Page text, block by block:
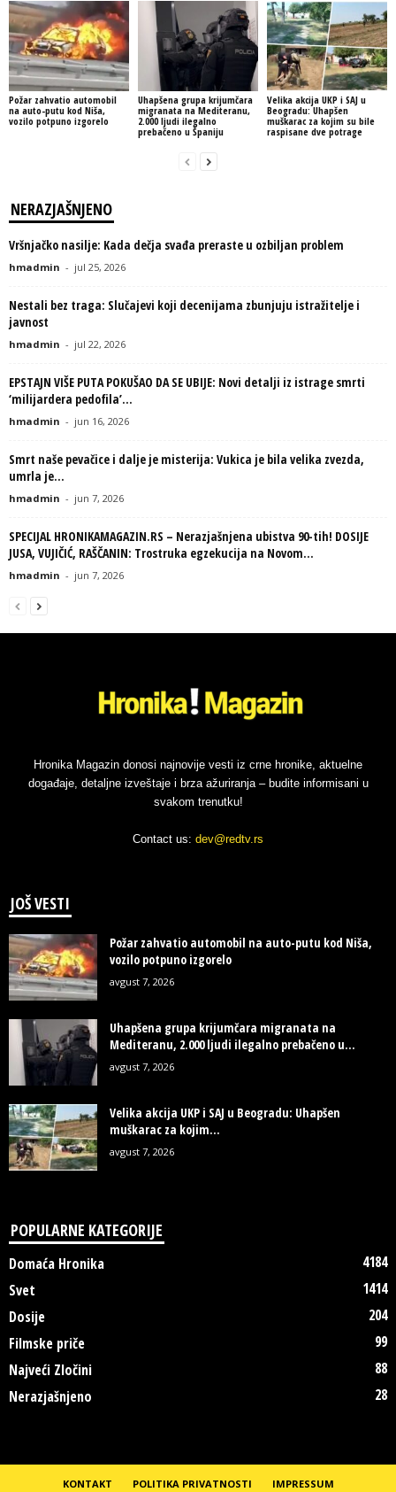
Požar zahvatio automobil
na auto-putu kod Niša,
vozilo potpuno izgorelo
Uhapšena grupa krijumčara
migranata na Mediteranu,
2.000 ljudi ilegalno
prebačeno u Španiju
Velika akcija UKP i SAJ u
Beogradu: Uhapšen
muškarac za kojim su bile
raspisane dve potrage
NERAZJAŠNJENO
Vršnjačko nasilje: Kada dečja svađa preraste u ozbiljan problem
hmadmin - jul 25, 2026
Nestali bez traga: Slučajevi koji decenijama zbunjuju istražitelje i
javnost
hmadmin - jul 22, 2026
EPSTAJN VIŠE PUTA POKUŠAO DA SE UBIJE: Novi detalji iz istrage smrti
‘milijardera pedofila’...
hmadmin - jun 16, 2026
Smrt naše pevačice i dalje je misterija: Vukica je bila velika zvezda,
umrla je...
hmadmin - jun 7, 2026
SPECIJAL HRONIKAMAGAZIN.RS – Nerazjašnjena ubistva 90-tih! DOSIJE
JUSA, VUJIČIĆ, RAŠČANIN: Trostruka egzekucija na Novom...
hmadmin - jun 7, 2026
Hronika Magazin donosi najnovije vesti iz crne hronike, aktuelne
događaje, detaljne izveštaje i brza ažuriranja – budite informisani u
svakom trenutku!
Contact us: dev@redtv.rs
JOŠ VESTI
Požar zahvatio automobil na auto-putu kod Niša,
vozilo potpuno izgorelo
avgust 7, 2026
Uhapšena grupa krijumčara migranata na
Mediteranu, 2.000 ljudi ilegalno prebačeno u...
avgust 7, 2026
Velika akcija UKP i SAJ u Beogradu: Uhapšen
muškarac za kojim...
avgust 7, 2026
POPULARNE KATEGORIJE
Domaća Hronika
4184
Svet
1414
Dosije
204
Filmske priče
99
Najveći Zločini
88
Nerazjašnjeno
28
KONTAKT POLITIKA PRIVATNOSTI IMPRESSUM